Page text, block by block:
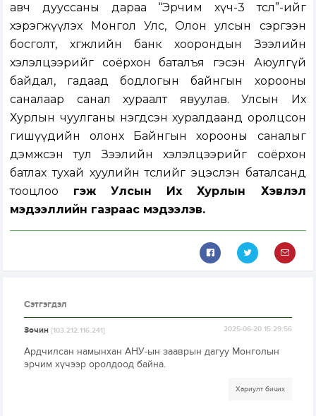
авч дууссаны дараа “Эрчим хүч-3 төсөл”-ийг
хэрэгжүүлэх Монгол Улс, Олон улсын сэргээн
босголт, хөгжлийн банк хоорондын Зээлийн
хэлэлцээрийг соёрхон баталъя гэсэн Аюулгүй
байдал, гадаад бодлогын байнгын хорооны
саналаар санал хураалт явуулав. Улсын Их
Хурлын чуулганы нэгдсэн хуралдаанд оролцсон
гишүүдийн олонх Байнгын хорооны саналыг
дэмжсэн тул Зээлийн хэлэлцээрийг соёрхон
батлах тухай хуулийн төслийг эцэслэн баталсанд
тооцлоо гэж Улсын Их Хурлын Хэвлэл
мэдээллийн газраас мэдээлэв.
Сэтгэгдэл
Зочин[103.212.116.241] 2025-06-20 15:29:56
Ардчилсан намынхан АНУ-ын зааврын дагуу Монголын
эрчим хүчээр оролдоод байна.
Хариулт бичих